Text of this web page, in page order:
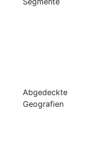
Abgedeckte
Geografien